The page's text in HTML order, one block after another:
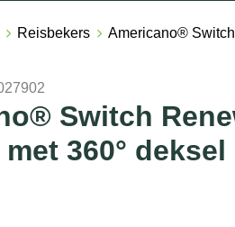
Reisbekers Americano®
Switch
360° deksel